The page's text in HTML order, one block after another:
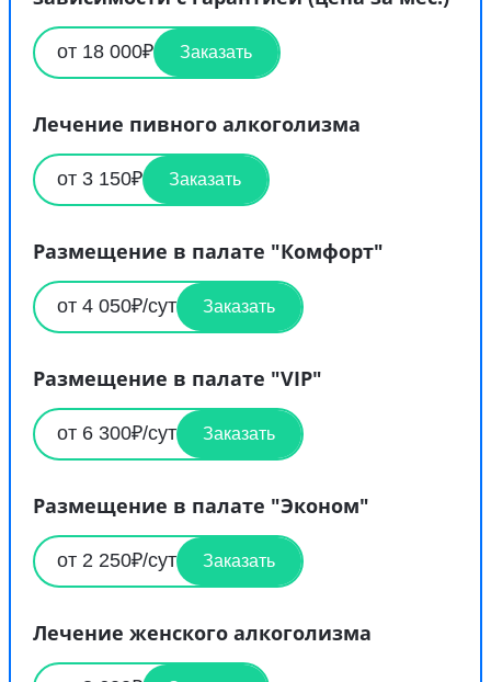
от 18 000₽ Заказать
Лечение пивного алкоголизма
от 3 150₽ Заказать
Размещение в палате "Комфорт"
от 4 050₽/сут Заказать
Размещение в палате "VIP"
от 6 300₽/сут Заказать
Размещение в палате "Эконом"
от 2 250₽/сут Заказать
Лечение женского алкоголизма